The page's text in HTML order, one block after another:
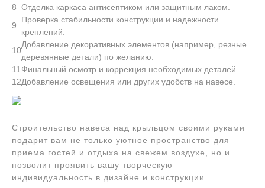
8 Отделка каркаса антисептиком или защитным лаком.
9
Проверка стабильности конструкции и надежности
креплений.
10
Добавление декоративных элементов (например, резные
деревянные детали) по желанию.
11 Финальный осмотр и коррекция необходимых деталей.
12Добавление освещения или других удобств на навесе.
Строительство навеса над крыльцом своими руками
подарит вам не только уютное пространство для
приема гостей и отдыха на свежем воздухе, но и
позволит проявить вашу творческую
индивидуальность в дизайне и конструкции.